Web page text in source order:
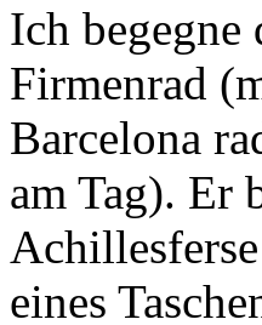
Ich begegne
Firmenrad
Barcelona
am Tag). Er
eines